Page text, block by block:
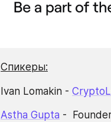
Спикеры:
Ivan Lomakin -
Astha Gupta -